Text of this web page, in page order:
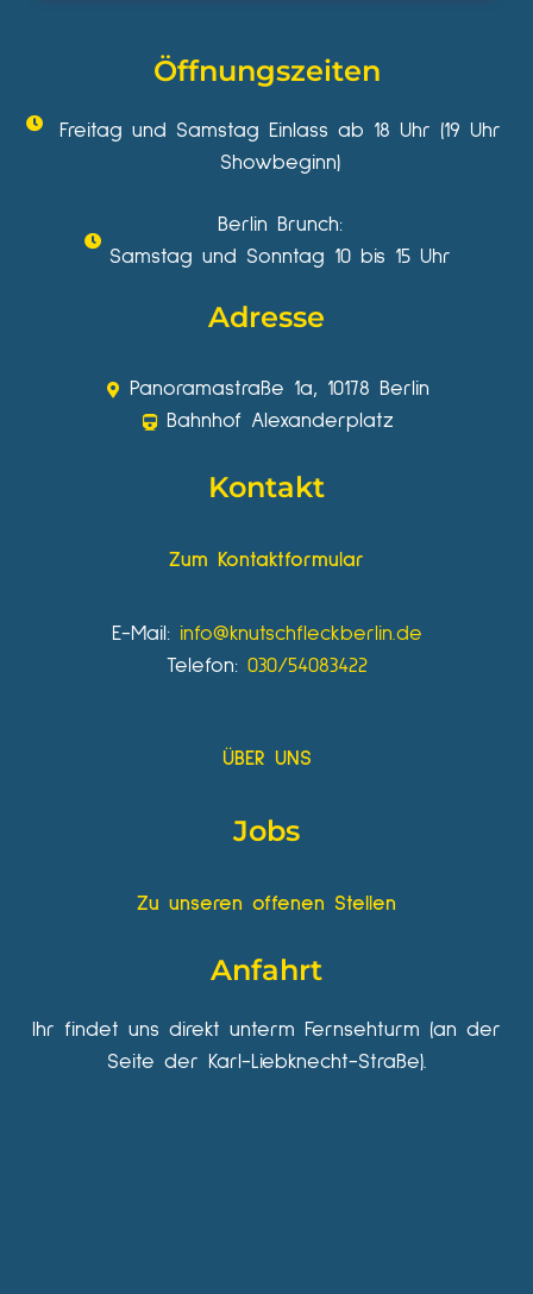
Öffnungszeiten
Freitag und Samstag Einlass ab 18 Uhr (19 Uhr
Showbeginn)
Berlin Brunch:
Samstag und Sonntag 10 bis 15 Uhr
Adresse
Panoramastraße 1a, 10178 Berlin
Bahnhof Alexanderplatz
Kontakt
Zum Kontaktformular
E-Mail: info@knutschfleckberlin.de
Telefon: 030/54083422
ÜBER UNS
Jobs
Zu unseren offenen Stellen
Anfahrt
Ihr findet uns direkt unterm Fernsehturm (an der
Seite der Karl-Liebknecht-Straße).